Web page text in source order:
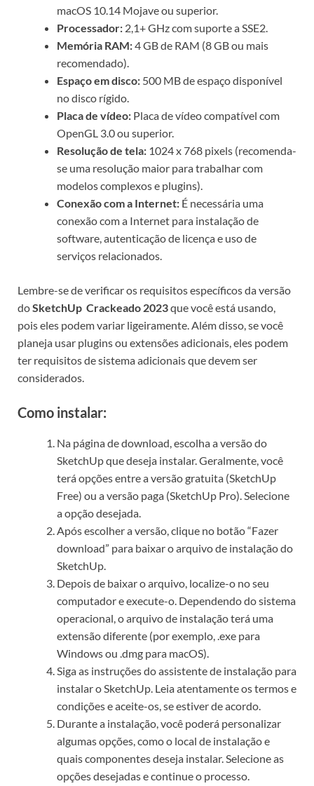
macOS 10.14 Mojave ou superior.
Processador: 2,1+ GHz com suporte a SSE2.
Memória RAM:4 GB de RAM (8 GB ou mais
recomendado).
Espaço em disco: 500 MB de espaço disponível
no disco rígido.
Placa de vídeo: Placa de vídeo compatível com
OpenGL 3.0 ou superior.
Resolução de tela: 1024 x 768 pixels (recomenda-
se uma resolução maior para trabalhar com
modelos complexos e plugins).
Conexão com a Internet: É necessária uma
conexão com a Internet para instalação de
software, autenticação de licença e uso de
serviços relacionados.
Lembre-se de verificar os requisitos específicos da versão
doSketchUp Crackeado 2023que você está usando,
pois eles podem variar ligeiramente. Além disso, se você
planeja usar plugins ou extensões adicionais, eles podem
ter requisitos de sistema adicionais que devem ser
considerados.
Como instalar:
Na página de download, escolha a versão do
SketchUp que deseja instalar. Geralmente, você
terá opções entre a versão gratuita (SketchUp
Free) ou a versão paga (SketchUp Pro). Selecione
a opção desejada.
Após escolher a versão, clique no botão “Fazer
download” para baixar o arquivo de instalação do
SketchUp.
Depois de baixar o arquivo, localize-o no seu
computador e execute-o. Dependendo do sistema
operacional, o arquivo de instalação terá uma
extensão diferente (por exemplo, .exe para
Windows ou .dmg para macOS).
Siga as instruções do assistente de instalação para
instalar o SketchUp. Leia atentamente os termos e
condições e aceite-os, se estiver de acordo.
Durante a instalação, você poderá personalizar
algumas opções, como o local de instalação e
quais componentes deseja instalar. Selecione as
opções desejadas e continue o processo.